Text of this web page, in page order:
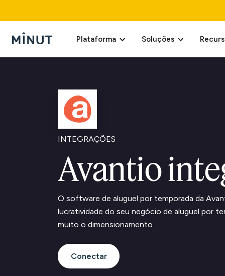
Plataforma Soluções
INTEGRAÇÕES
Avantio
O software de aluguel por temporada da
lucratividade do seu negócio de aluguel por
muito o dimensionamento
Conectar